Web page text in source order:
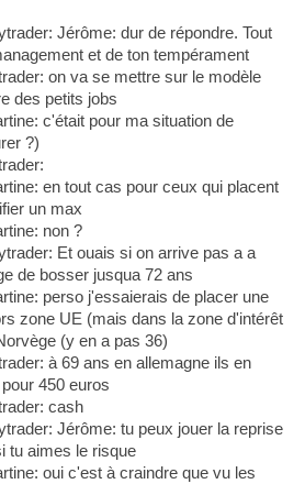
Jérôme: dur de répondre. Tout
et de ton tempérament
on va se mettre sur le modèle
des petits jobs
c'était pour ma situation de
?)
en tout cas pour ceux qui placent
un max
non ?
Et ouais si on arrive pas a a
de bosser jusqua 72 ans
perso j'essaierais de placer une
zone UE (mais dans la zone d'intérêt
(y en a pas 36)
à 69 ans en allemagne ils en
450 euros
cash
Jérôme: tu peux jouer la reprise
tu aimes le risque
oui c'est à craindre que vu les